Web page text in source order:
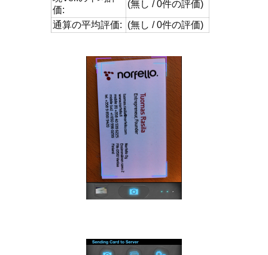
価:
(無し / 0件の評価)
通算の平均評価: (無し / 0件の評価)